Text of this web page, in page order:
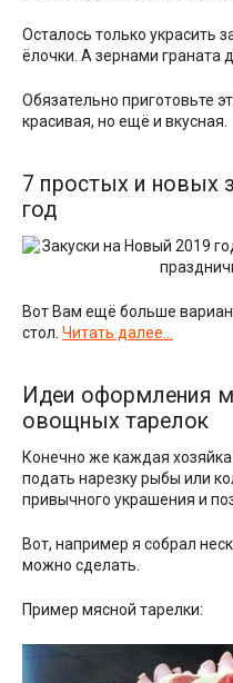
Осталось только украсить
ёлочки. А зернами граната
Обязательно приготовьте
красивая, но ещё и вкусная.
7 простых и новых
год
Вот Вам ещё больше
стол. Читать далее…
Идеи оформления
овощных тарелок
Конечно же каждая
подать нарезку рыбы или
привычного украшения и
Вот, например я собрал
можно сделать.
Пример мясной тарелки: